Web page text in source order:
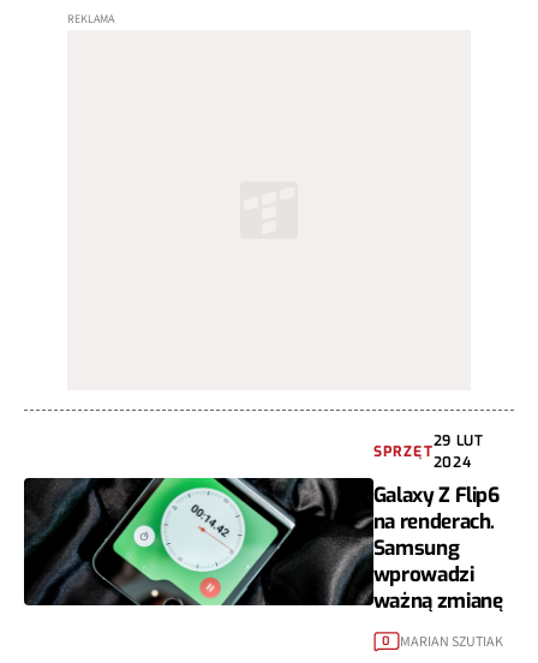
SPRZĘT
29 LUT
2024
Galaxy Z Flip6
na renderach.
Samsung
wprowadzi
ważną zmianę
0 MARIAN SZUTIAK